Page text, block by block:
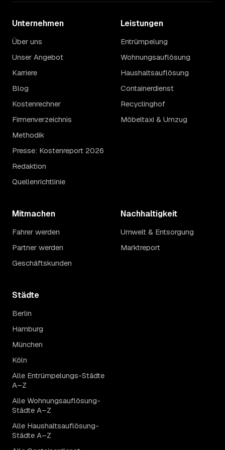
Unternehmen
Über uns
Unser Angebot
Karriere
Blog
Kostenrechner
Firmenverzeichnis
Methodik
Presse: Kostenreport 2026
Redaktion
Quellenrichtlinie
Leistungen
Entrümpelung
Wohnungsauflösung
Haushaltsauflösung
Containerdienst
Recyclinghof
Möbeltaxi & Umzug
Mitmachen
Fahrer werden
Partner werden
Geschäftskunden
Nachhaltigkeit
Umwelt & Entsorgung
Marktreport
Städte
Berlin
Hamburg
München
Köln
Alle Entrümpelungs-Städte
A–Z
Alle Wohnungsauflösung-
Städte A–Z
Alle Haushaltsauflösung-
Städte A–Z